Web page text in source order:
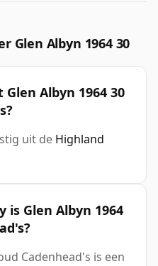
Glen Albyn 1964 30
Albyn 1964 30
uit de Highland
is Glen Albyn 1964
Cadenhead's is een